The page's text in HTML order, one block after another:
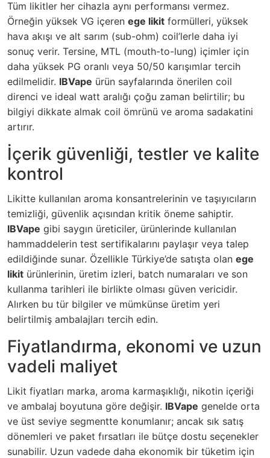
Tüm likitler her cihazla aynı performansı vermez.
Örneğin yüksek VG içeren ege likit formülleri, yüksek
hava akışı ve alt sarım (sub-ohm) coil’lerle daha iyi
sonuç verir. Tersine, MTL (mouth-to-lung) içimler için
daha yüksek PG oranlı veya 50/50 karışımlar tercih
edilmelidir. IBVape ürün sayfalarında önerilen coil
direnci ve ideal watt aralığı çoğu zaman belirtilir; bu
bilgiyi dikkate almak coil ömrünü ve aroma sadakatini
artırır.
İçerik güvenliği, testler ve kalite
kontrol
Likitte kullanılan aroma konsantrelerinin ve taşıyıcıların
temizliği, güvenlik açısından kritik öneme sahiptir.
IBVape gibi saygın üreticiler, ürünlerinde kullanılan
hammaddelerin test sertifikalarını paylaşır veya talep
edildiğinde sunar. Özellikle Türkiye’de satışta olan ege
likit ürünlerinin, üretim izleri, batch numaraları ve son
kullanma tarihleri ile birlikte olması güven vericidir.
Alırken bu tür bilgiler ve mümkünse üretim yeri
belirtilmiş ambalajları tercih edin.
Fiyatlandırma, ekonomi ve uzun
vadeli maliyet
Likit fiyatları marka, aroma karmaşıklığı, nikotin içeriği
ve ambalaj boyutuna göre değişir. IBVape genelde orta
ve üst seviye segmentte konumlanır; ancak sık satış
dönemleri ve paket fırsatları ile bütçe dostu seçenekler
sunabilir. Uzun vadede daha ekonomik bir tüketim için